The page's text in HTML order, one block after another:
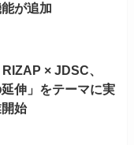
が追加
× JDSC、
延伸」をテーマに実
始